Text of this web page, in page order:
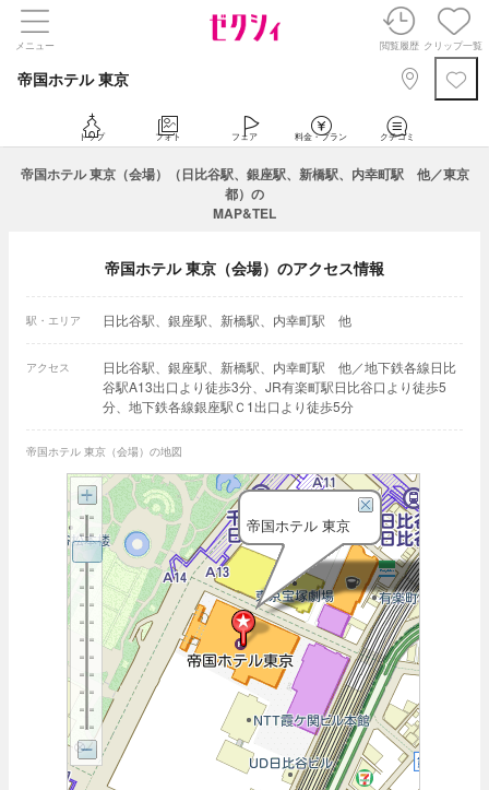
メニュー 閲覧履歴 クリップ一覧
帝国ホテル 東京
トップ フォト フェア 料金・プラン クチコミ
帝国ホテル 東京（会場）（日比谷駅、銀座駅、新橋駅、内幸町駅 他／東京
都）の
MAP&TEL
帝国ホテル 東京（会場）のアクセス情報
駅・エリア 日比谷駅、銀座駅、新橋駅、内幸町駅 他
アクセス
日比谷駅、銀座駅、新橋駅、内幸町駅 他／地下鉄各線日比
谷駅A13出口より徒歩3分、JR有楽町駅日比谷口より徒歩5
分、地下鉄各線銀座駅Ｃ1出口より徒歩5分
帝国ホテル 東京（会場）の地図
帝国ホテル 東京